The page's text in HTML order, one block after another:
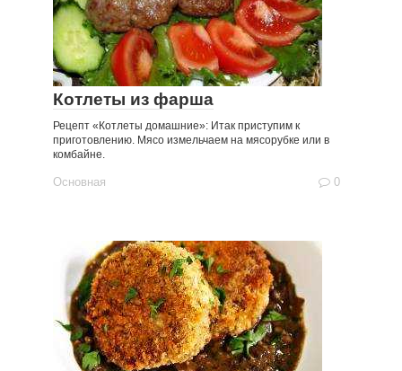
Котлеты из фарша
Рецепт «Котлеты домашние»: Итак приступим к
приготовлению. Мясо измельчаем на мясорубке или в
комбайне.
Основная 0